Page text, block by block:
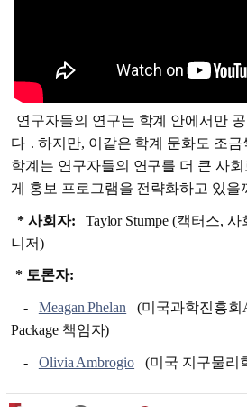
연구자들의 연구는 학계 안에서만
다 . 하지만, 이같은 학계 문화도 조
학계는 연구자들의 연구를 더 큰 사
게 홍보 프로그램을 전략화하고 있을
* 사회자:
Taylor Stumpe (캑터스,
니저)
* 토론자:
- Meagan Phelan
(미국과학진흥회
Package 책임자)
- Olivia Ambrogio (미국 지구물리